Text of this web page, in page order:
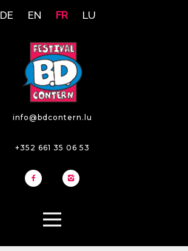
DE EN FR LU
info@bdcontern.lu
+352 661 35 06 53